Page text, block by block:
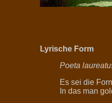
Lyrische Form
Poeta
Es sei die
In das man